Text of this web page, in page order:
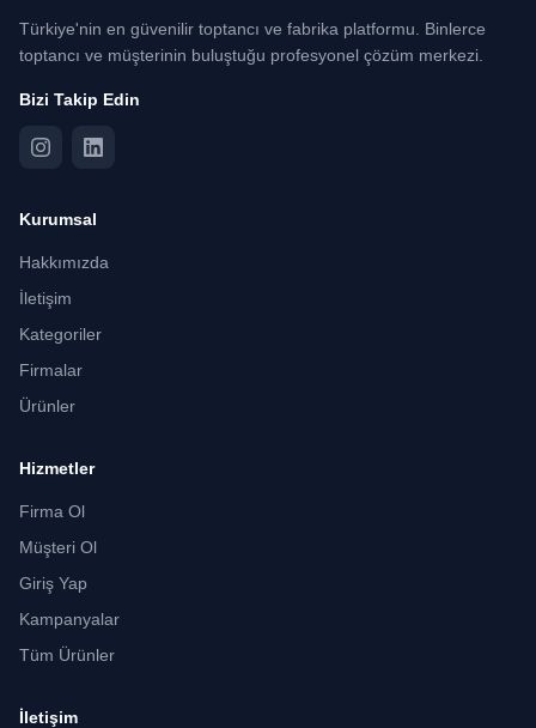
Türkiye'nin en güvenilir toptancı ve fabrika platformu. Binlerce
toptancı ve müşterinin buluştuğu profesyonel çözüm merkezi.
Bizi Takip Edin
Kurumsal
Hakkımızda
İletişim
Kategoriler
Firmalar
Ürünler
Hizmetler
Firma Ol
Müşteri Ol
Giriş Yap
Kampanyalar
Tüm Ürünler
İletişim